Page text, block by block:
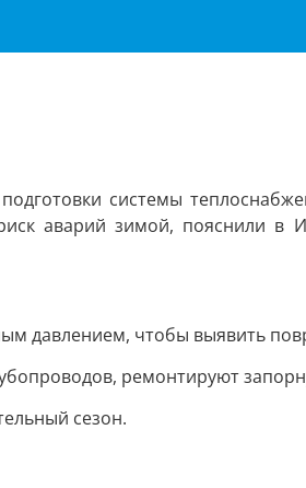
системы
аварий зимой, пояснили в
давлением, чтобы выявить
ремонтируют
сезон.